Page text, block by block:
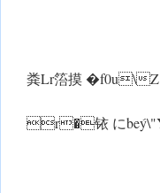
粪Lr箈摸 �f0u\Z
r�铱 にbeý